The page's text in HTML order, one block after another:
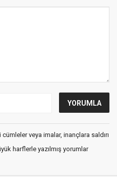
veya imalar, inançlara saldırı
harflerle yazılmış yorumlar